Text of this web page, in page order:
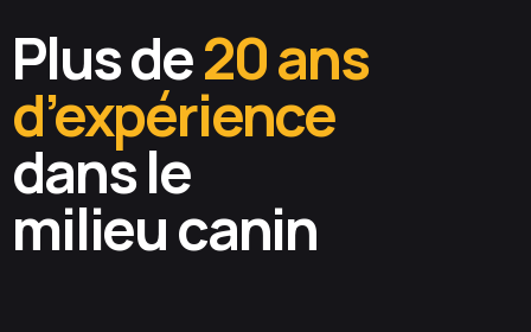
Plus de20 ans
d’expérience
dans le
milieu canin